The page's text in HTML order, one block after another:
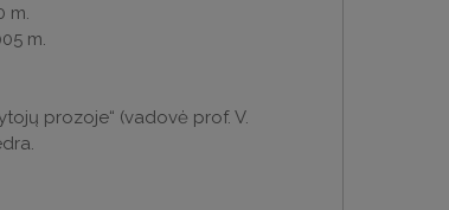
m.
m.
prozoje“ (vadovė prof. V.